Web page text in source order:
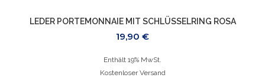
LEDER PORTEMONNAIE MIT SCHLÜSSELRING ROSA
19,90 €
Enthält 19% MwSt.
Kostenloser Versand